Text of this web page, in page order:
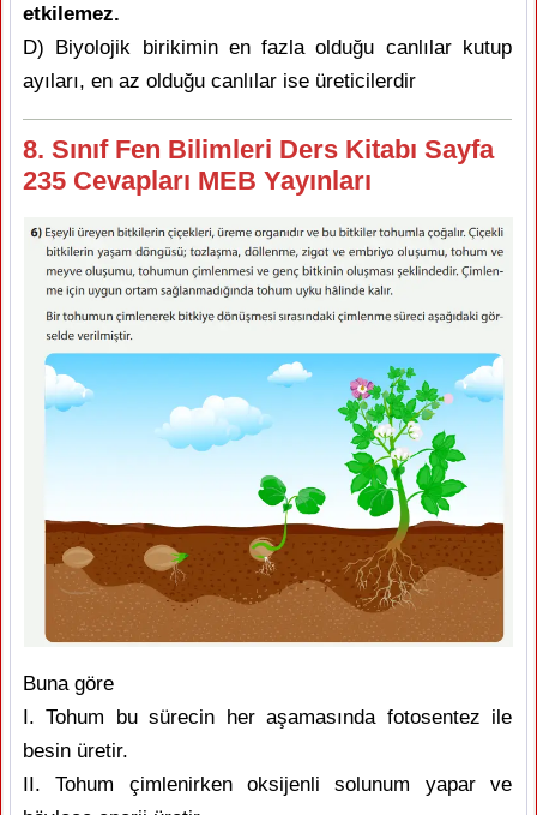
etkilemez.
D) Biyolojik birikimin en fazla olduğu canlılar kutup
ayıları, en az olduğu canlılar ise üreticilerdir
8. Sınıf Fen Bilimleri Ders Kitabı Sayfa
235 Cevapları MEB Yayınları
Buna göre
I. Tohum bu sürecin her aşamasında fotosentez ile
besin üretir.
II. Tohum çimlenirken oksijenli solunum yapar ve